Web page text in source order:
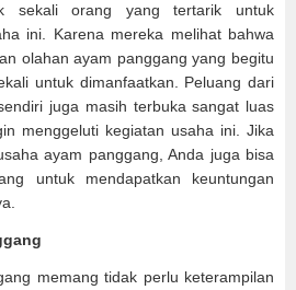
sekali orang yang tertarik untuk
ini. Karena mereka melihat bahwa
olahan ayam panggang yang begitu
untuk dimanfaatkan. Peluang dari
juga masih terbuka sangat luas
menggeluti kegiatan usaha ini. Jika
ayam panggang, Anda juga bisa
untuk mendapatkan keuntungan
memang tidak perlu keterampilan